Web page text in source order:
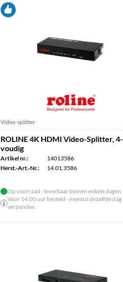
Video-splitter
ROLINE 4K HDMI Video-Splitter, 4-
voudig
Artikel nr.:
14013586
Herst.-Art.-Nr.:
14.01.3586
Op voorraad - leverbaar binnen enkele dagen
Voor 14.00 uur besteld - meestal dezelfde dag
verzonden